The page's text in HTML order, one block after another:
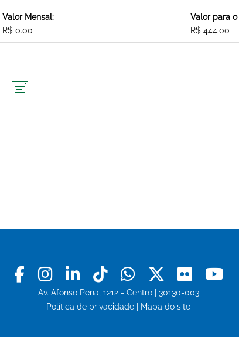
Valor Mensal:
R$ 0.00
Valor para o
R$ 444.00
Facebook
Instagram
LinkedinTiktokWhatsapp
X Flickr
Av. Afonso Pena, 1212 - Centro | 30130-003
Política de privacidade
Mapa do site